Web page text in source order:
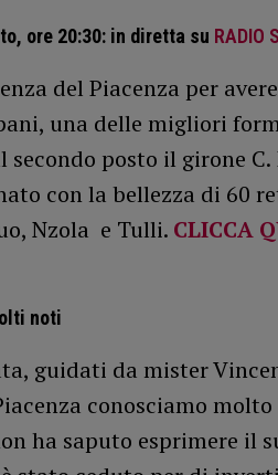
ore 20:30: in diretta su RADIO
del Piacenza per
una delle migliori
secondo posto il girone
con la bellezza di 60
Nzola e Tulli. CLICCA
noti
guidati da mister
conosciamo
ha saputo esprimere il